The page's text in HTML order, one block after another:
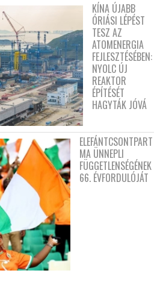
KÍNA ÚJABB
ÓRIÁSI LÉPÉST
TESZ AZ
ATOMENERGIA
FEJLESZTÉSÉBEN:
NYOLC ÚJ
REAKTOR
ÉPÍTÉSÉT
HAGYTÁK JÓVÁ
ELEFÁNTCSONTPART
MA ÜNNEPLI
FÜGGETLENSÉGÉNEK
66. ÉVFORDULÓJÁT